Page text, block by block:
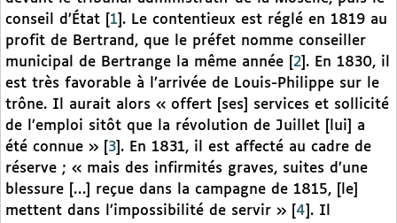
conseil d’État
1 . Le contentieux est réglé en 1819 au
profit de Bertrand, que le préfet nomme conseiller
municipal de Bertrange la même année
2 . En 1830, il
est très favorable à l’arrivée de Louis-Philippe sur le
trône. Il aurait alors « offert [ses] services et sollicité
de l’emploi sitôt que la révolution de Juillet [lui] a
été connue »
3 . En 1831, il est affecté au cadre de
réserve ; « mais des infirmités graves, suites d’une
blessure […] reçue dans la campagne de 1815, [le]
mettent dans l’impossibilité de servir »
4 . Il